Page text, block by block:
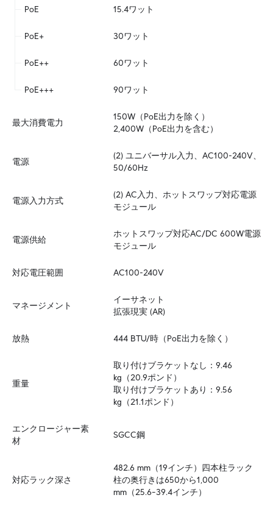
PoE 15.4ワット
PoE+ 30ワット
PoE++ 60ワット
PoE+++ 90ワット
最大消費電力
150W（PoE出力を除く）
2,400W（PoE出力を含む）
電源
(2) ユニバーサル入力、AC100-240V、
50/60Hz
電源入力方式
(2) AC入力、ホットスワップ対応電源
モジュール
電源供給
ホットスワップ対応AC/DC 600W電源
モジュール
対応電圧範囲 AC100-240V
マネージメント
イーサネット
拡張現実 (AR)
放熱 444 BTU/時（PoE出力を除く）
重量
取り付けブラケットなし：9.46
kg（20.9ポンド）
取り付けブラケットあり：9.56
kg（21.1ポンド）
エンクロージャー素
材
SGCC鋼
対応ラック深さ
482.6 mm（19インチ）四本柱ラック
柱の奥行きは650から1,000
mm（25.6–39.4インチ）